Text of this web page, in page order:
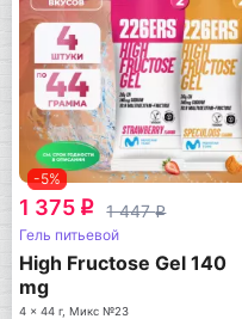
-5%
1 375 q 1 447q
Гель питьевой
High Fructose Gel 140
mg
4 x 44 г, Микс №23